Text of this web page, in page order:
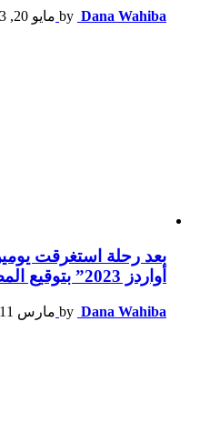
by Dana Wahiba مايو 20, 2023, 4:48 م
بعد رحلة استغرقت
أواردز 2023” بتوقيع المصمم العالمي آدم عفارة
by Dana Wahiba مارس 11, 2023, 10:37 م